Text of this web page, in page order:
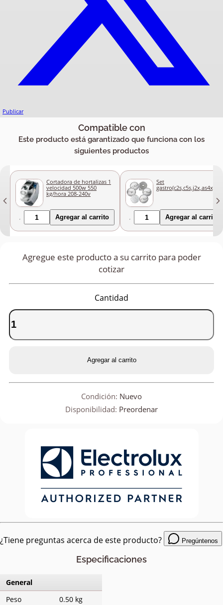
Publicar
Compatible con
Este producto está garantizado que funciona con los
siguientes productos
Cortadora de hortalizas 1
velocidad 500w 550
kg/hora 208-240v
Agregar al carrito
Set
Agregar al carrito
Agregue este producto a su carrito para poder
cotizar
Cantidad
Agregar al carrito
Condición: Nuevo
Disponibilidad: Preordenar
¿Tiene preguntas acerca de este producto? Pregúntenos
Especificaciones
General
Peso
0.50 kg